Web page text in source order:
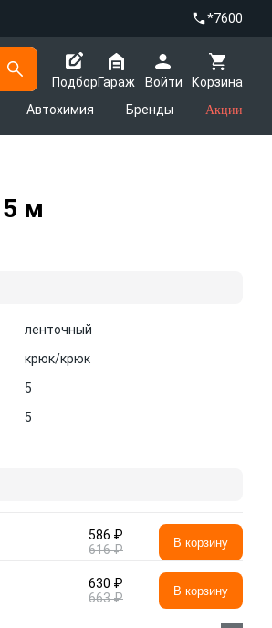
*7600
Подбор
Корзина
Гараж
Войти
Автохимия Бренды Акции
м
ленточный
крюк/крюк
5
5
586 ₽
616 ₽
В корзину
630 ₽
663 ₽
В корзину